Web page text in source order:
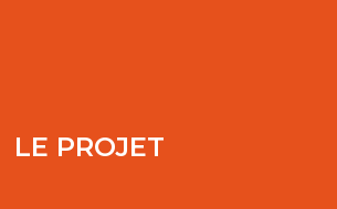
LE PROJET